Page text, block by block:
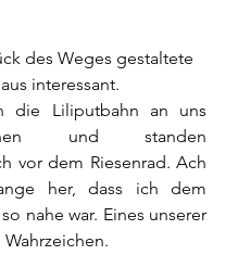
des Weges gestaltete
interessant.
die Liliputbahn an uns
und standen
vor dem Riesenrad. Ach
her, dass ich dem
nahe war. Eines unserer